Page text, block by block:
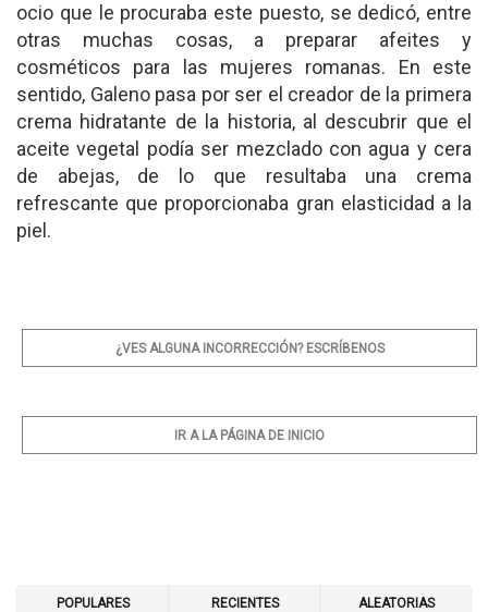
ocio que le procuraba este puesto, se dedicó, entre
otras muchas cosas, a preparar afeites y
cosméticos para las mujeres romanas. En este
sentido, Galeno pasa por ser el creador de la primera
crema hidratante de la historia, al descubrir que el
aceite vegetal podía ser mezclado con agua y cera
de abejas, de lo que resultaba una crema
refrescante que proporcionaba gran elasticidad a la
piel.
¿VES ALGUNA INCORRECCIÓN? ESCRÍBENOS
IR A LA PÁGINA DE INICIO
POPULARES RECIENTES ALEATORIAS